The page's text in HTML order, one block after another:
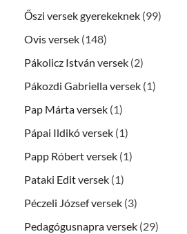
Őszi versek gyerekeknek (99)
Ovis versek (148)
Pákolicz István versek (2)
Pákozdi Gabriella versek (1)
Pap Márta versek (1)
Pápai Ildikó versek (1)
Papp Róbert versek (1)
Pataki Edit versek (1)
Péczeli József versek (3)
Pedagógusnapra versek (29)